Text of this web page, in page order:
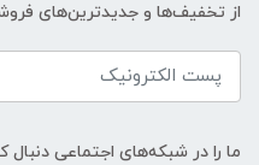
از تخفیف‌ها و جدیدترین‌های
ما را در شبکه‌های اجتماعی دنبال